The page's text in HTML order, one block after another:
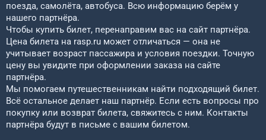
поезда, самолёта, автобуса. Всю информацию берём у
нашего партнёра.
Чтобы купить билет, перенаправим вас на сайт партнёра.
Цена билета на rasp.ru может отличаться — она не
учитывает возраст пассажира и условия поездки. Точную
цену вы увидите при оформлении заказа на сайте
партнёра.
Мы помогаем путешественникам найти подходящий билет.
Всё остальное делает наш партнёр. Если есть вопросы про
покупку или возврат билета, свяжитесь с ним. Контакты
партнёра будут в письме с вашим билетом.